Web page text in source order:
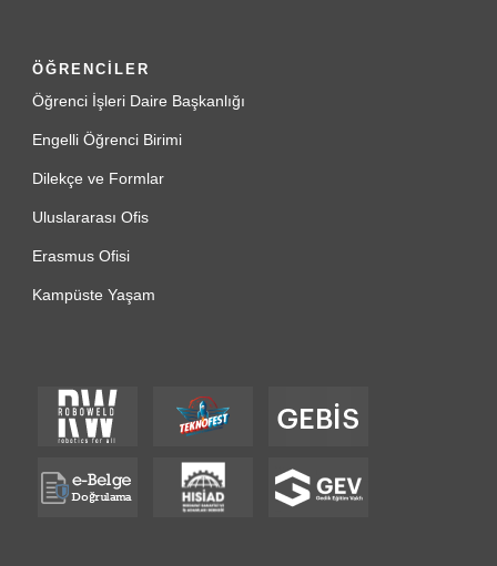
ÖĞRENCİLER
Öğrenci İşleri Daire Başkanlığı
Engelli Öğrenci Birimi
Dilekçe ve Formlar
Uluslararası Ofis
Erasmus Ofisi
Kampüste Yaşam